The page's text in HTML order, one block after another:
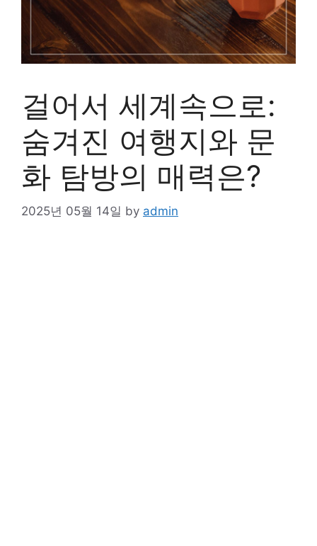
걸어서 세계속으로:
숨겨진 여행지와 문
화 탐방의 매력은?
2025년 05월 14일 by admin